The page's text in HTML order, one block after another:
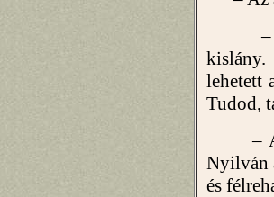
–
lehetett
Tudod,
–
Nyilván
és